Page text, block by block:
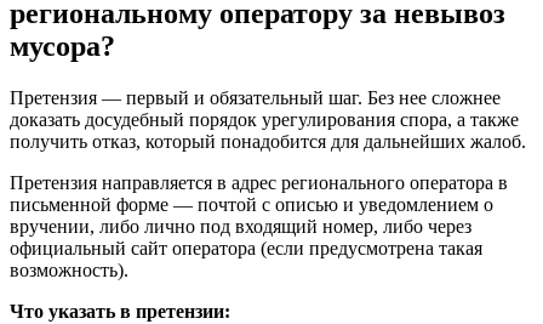
региональному оператору за невывоз
мусора?
Претензия — первый и обязательный шаг. Без нее сложнее
доказать досудебный порядок урегулирования спора, а также
получить отказ, который понадобится для дальнейших жалоб.
Претензия направляется в адрес регионального оператора в
письменной форме — почтой с описью и уведомлением о
вручении, либо лично под входящий номер, либо через
официальный сайт оператора (если предусмотрена такая
возможность).
Что указать в претензии: